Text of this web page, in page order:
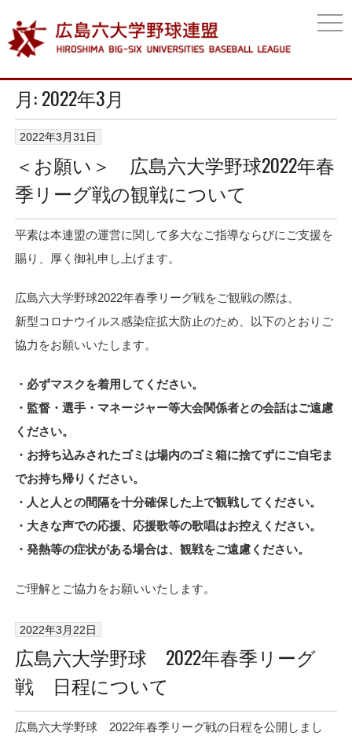
月:2022年3月
2022年3月31日
＜お願い＞ 広島六大学野球2022年春
季リーグ戦の観戦について
平素は本連盟の運営に関して多大なご指導ならびにご支援を
賜り、厚く御礼申し上げます。
広島六大学野球2022年春季リーグ戦をご観戦の際は、
新型コロナウイルス感染症拡大防止のため、以下のとおりご
協力をお願いいたします。
・必ずマスクを着用してください。
・監督・選手・マネージャー等大会関係者との会話はご遠慮
ください。
・お持ち込みされたゴミは場内のゴミ箱に捨てずにご自宅ま
でお持ち帰りください。
・人と人との間隔を十分確保した上で観戦してください。
・大きな声での応援、応援歌等の歌唱はお控えください。
・発熱等の症状がある場合は、観戦をご遠慮ください。
ご理解とご協力をお願いいたします。
2022年3月22日
広島六大学野球 2022年春季リーグ
戦 日程について
広島六大学野球 2022年春季リーグ戦の日程を公開しまし